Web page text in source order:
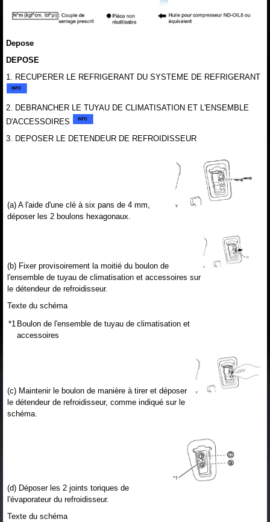
Depose
DEPOSE
1. RECUPERER LE REFRIGERANT DU SYSTEME DE REFRIGERANT
2. DEBRANCHER LE TUYAU DE CLIMATISATION ET L'ENSEMBLE
D'ACCESSOIRES
3. DEPOSER LE DETENDEUR DE REFROIDISSEUR
(a) A l'aide d'une clé à six pans de 4 mm,
déposer les 2 boulons hexagonaux.
(b) Fixer provisoirement la moitié du boulon de
l'ensemble de tuyau de climatisation et accessoires sur
le détendeur de refroidisseur.
Texte du schéma
*1 Boulon de l'ensemble de tuyau de climatisation et
accessoires
(c) Maintenir le boulon de manière à tirer et déposer
le détendeur de refroidisseur, comme indiqué sur le
schéma.
(d) Déposer les 2 joints toriques de
l'évaporateur du refroidisseur.
Texte du schéma